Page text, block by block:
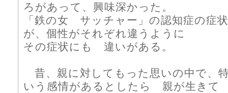
ろがあって、興味深かった。
「鉄の女 サッチャー」の認知症の症
が、個性がそれぞれ違うように
その症状にも 違いがある。
昔、親に対してもった思いの中で、
いう感情があるとしたら 親が生きて